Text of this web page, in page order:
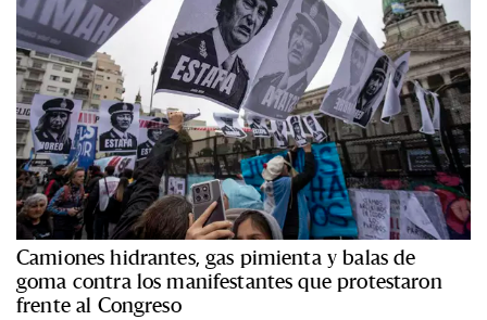
Camiones hidrantes, gas pimienta y balas de
goma contra los manifestantes que protestaron
frente al Congreso